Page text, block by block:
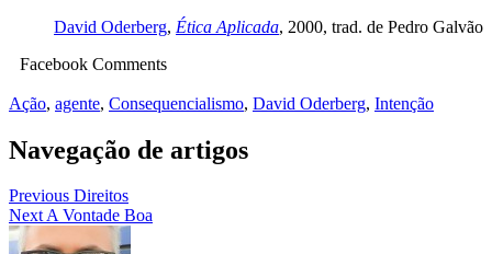
David Oderberg, Ética Aplicada, 2000, trad. de Pedro Galvão
Facebook Comments
Ação, agente, Consequencialismo, David Oderberg, Intenção
Navegação de artigos
Previous Direitos
NextA Vontade Boa